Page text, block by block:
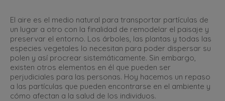
El aire es el medio natural para transportar partículas de
un lugar a otro con la finalidad de remodelar el paisaje y
preservar el entorno. Los árboles, las plantas y todas las
especies vegetales lo necesitan para poder dispersar su
polen y así procrear sistemáticamente. Sin embargo,
existen otros elementos en él que pueden ser
perjudiciales para las personas. Hoy hacemos un repaso
a las partículas que pueden encontrarse en el ambiente y
cómo afectan a la salud de los individuos.